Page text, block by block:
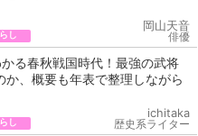
し
岡山天音
俳優
る春秋戦国時代！最強の武将
か、概要も年表で整理しながら
し
ichitaka
歴史系ライター